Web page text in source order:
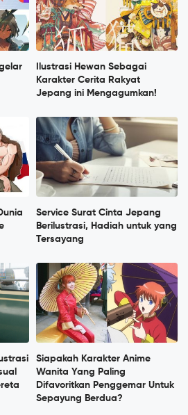
Ilustrasi Hewan Sebagai
Karakter Cerita Rakyat
Jepang ini Mengagumkan!
Service Surat Cinta Jepang
Berilustrasi, Hadiah untuk yang
Tersayang
Siapakah Karakter Anime
Wanita Yang Paling
Difavoritkan Penggemar Untuk
Sepayung Berdua?